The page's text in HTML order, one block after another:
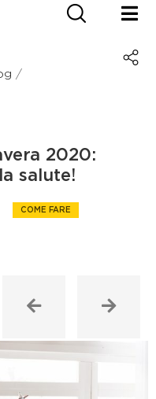
2020:
salute!
COME FARE